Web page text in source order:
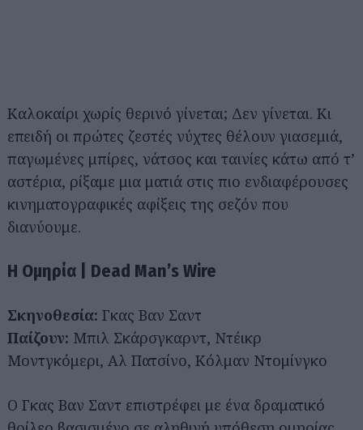
Καλοκαίρι χωρίς θερινό γίνεται; Δεν γίνεται. Κι
επειδή οι πρώτες ζεστές νύχτες θέλουν γιασεμιά,
παγωμένες μπίρες, νάτσος και ταινίες κάτω από τ’
αστέρια, ρίξαμε μια ματιά στις πιο ενδιαφέρουσες
κινηματογραφικές αφίξεις της σεζόν που
διανύουμε.
Η Ομηρία | Dead Man’s Wire
Σκηνοθεσία: Γκας Βαν Σαντ
Παίζουν: Μπιλ Σκάρσγκαρντ, Ντέικρ
Μοντγκόμερι, Αλ Πατσίνο, Κόλμαν Ντομίνγκο
Ο Γκας Βαν Σαντ επιστρέφει με ένα δραματικό